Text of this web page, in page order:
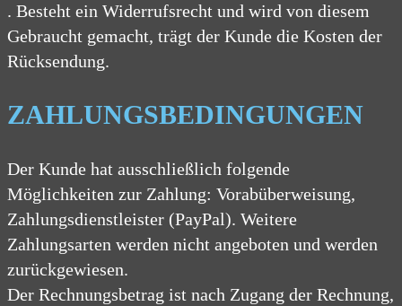
. Besteht ein Widerrufsrecht und wird von diesem
Gebraucht gemacht, trägt der Kunde die Kosten der
Rücksendung.
ZAHLUNGSBEDINGUNGEN
Der Kunde hat ausschließlich folgende
Möglichkeiten zur Zahlung: Vorabüberweisung,
Zahlungsdienstleister (PayPal). Weitere
Zahlungsarten werden nicht angeboten und werden
zurückgewiesen.
Der Rechnungsbetrag ist nach Zugang der Rechnung,